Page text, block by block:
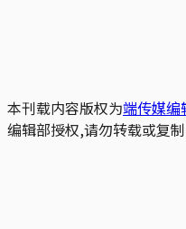
本刊载内容版权为端传媒编
编辑部授权,请勿转载或复制